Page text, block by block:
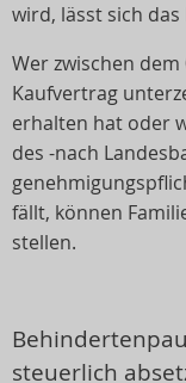
wird, lässt sich
Wer zwischen dem
Kaufvertrag
erhalten hat oder
des -nach
fällt, können
stellen.
steuerlich